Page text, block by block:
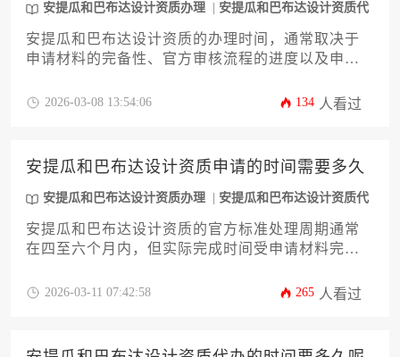
安提瓜和巴布达设计资质办理
安提瓜和巴布达设计资质代
安提瓜和巴布达设计资质的办理时间，通常取决于
申请材料的完备性、官方审核流程的进度以及申请
从开始准备到最终获批，整个周期可能在数周到数
2026-03-08 13:54:06 134 人看过
安提瓜和巴布达设计资质申请的时间需要多久
安提瓜和巴布达设计资质办理
安提瓜和巴布达设计资质代
安提瓜和巴布达设计资质的官方标准处理周期通常
在四至六个月内，但实际完成时间受申请材料完备
素影响，存在一定弹性。
2026-03-11 07:42:58 265 人看过